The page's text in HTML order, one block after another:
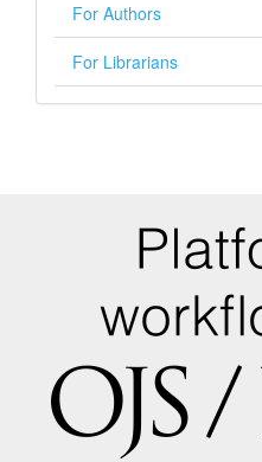
For Authors
For Librarians